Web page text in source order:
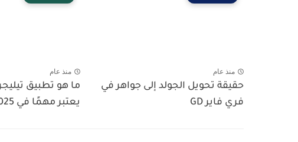
منذ عام
حقيقة تحويل الجولد إلى جواهر في
فري فاير GD
منذ عام
ما هو تطبيق
يعتبر مهمًا في 2025؟